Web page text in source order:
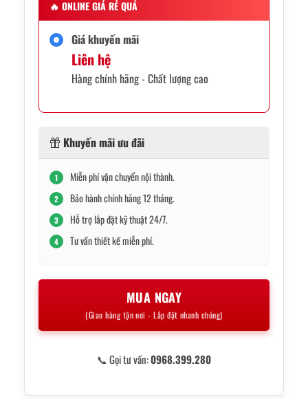
🔥 ONLINE GIÁ RẺ QUÁ
Giá khuyến mãi
Liên hệ
Hàng chính hãng - Chất lượng cao
Khuyến mãi ưu đãi
1 Miễn phí vận chuyển nội thành.
2 Bảo hành chính hãng 12 tháng.
3 Hỗ trợ lắp đặt kỹ thuật 24/7.
4 Tư vấn thiết kế miễn phí.
MUA NGAY
(Giao hàng tận nơi - Lắp đặt nhanh chóng)
📞 Gọi tư vấn:0968.399.280